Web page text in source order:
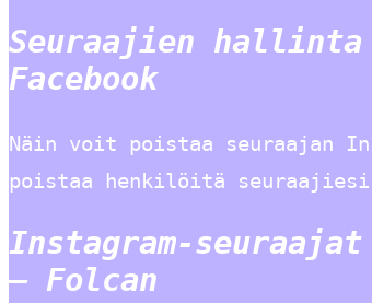
Seuraajien
Facebook
Näin voit poistaa seuraajan
poistaa henkilöitä
Instagram-
– Folcan